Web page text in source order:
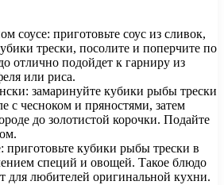
соусе: приготовьте соус из сливок,
трески, посолите и поперчите по
отлично подойдет к гарниру из
или риса.
замаринуйте кубики рыбы трески
с чесноком и пряностями, затем
до золотистой корочки. Подайте
приготовьте кубики рыбы трески в
специй и овощей. Такое блюдо
для любителей оригинальной кухни.